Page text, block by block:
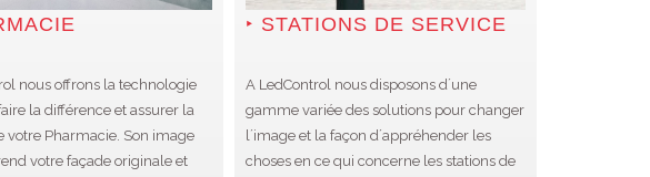
nous offrons la technologie
la différence et assurer la
votre Pharmacie. Son image
votre façade originale et
STATIONS DE SERVICE
A LedControl nous disposons d´une
gamme variée des solutions pour changer
l´image et la façon d´appréhender les
choses en ce qui concerne les stations de